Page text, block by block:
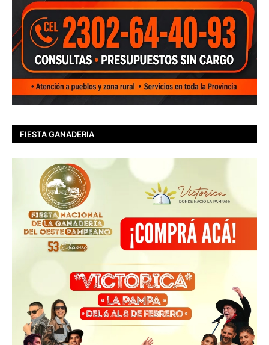
FIESTA GANADERIA